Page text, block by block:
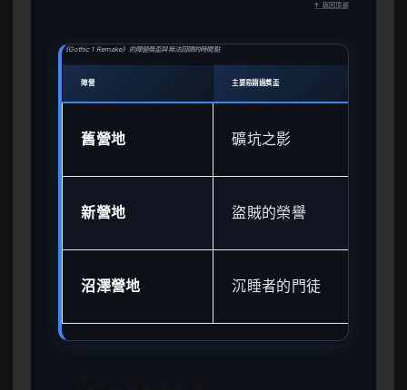
↑ 返回頂部
《Gothic 1 Remake》的陣營獎盃與無法回頭的時間點
陣營 主要易錯過獎盃
舊營地 礦坑之影
新營地 盜賊的榮譽
沼澤營地 沉睡者的門徒